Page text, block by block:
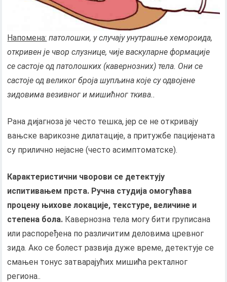
Напомена: патолошки, у случају унутрашње хемороида,
откривен је чвор слузнице, чије васкуларне формације
се састоје од патолошких (кавернозних) тела. Они се
састоје од великог броја шупљина које су одвојене
зидовима везивног и мишићног ткива..
Рана дијагноза је често тешка, јер се не откривају
вањске варикозне дилатације, а притужбе пацијената
су прилично нејасне (често асимптоматске).
Карактеристични чворови се детектују
испитивањем прста. Ручна студија омогућава
процену њихове локације, текстуре, величине и
степена бола. Кавернозна тела могу бити груписана
или распоређена по различитим деловима цревног
зида. Ако се болест развија дуже време, детектује се
смањен тонус затварајућих мишића ректалног
региона..